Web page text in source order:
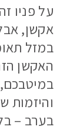
על פניו
אקשן,
במזל
האקשן
והיזמות
בערב –